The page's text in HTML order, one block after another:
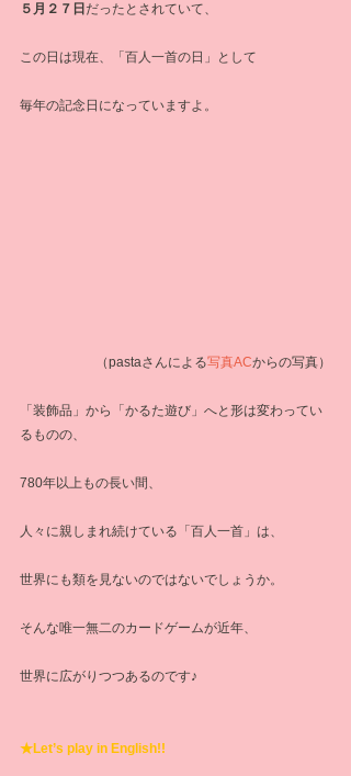
５月２７日 だったとされていて、
この日は現在、「百人一首の日」として
毎年の記念日になっていますよ。
（pastaさんによる写真ACからの写真）
「装飾品」から「かるた遊び」へと形は変わってい
るものの、
780年以上もの長い間、
人々に親しまれ続けている「百人一首」は、
世界にも類を見ないのではないでしょうか。
そんな唯一無二のカードゲームが近年、
世界に広がりつつあるのです♪
★Let’s play in English!!